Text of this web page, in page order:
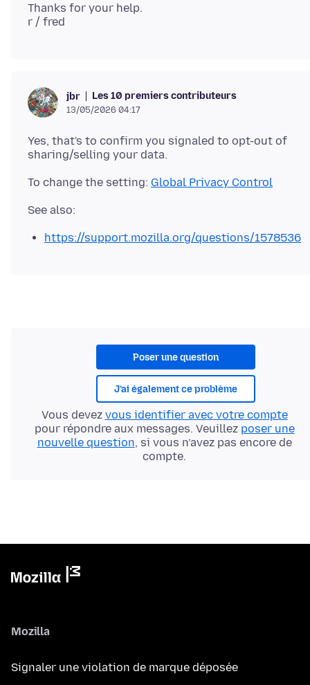
Thanks for your help.
jbr Les 10 premiers contributeurs
13/05/2026 04:17
Yes, that's to confirm you signaled to opt-out of
To change the setting: Global Privacy Control
https://support.mozilla.org/questions/1578536
Poser une question
J’ai également ce problème
Vous devez vous identifier avec votre compte
pour répondre aux messages. Veuillez poser une
nouvelle question, si vous n’avez pas encore de
compte.
Mozilla
Signaler une violation de marque déposée